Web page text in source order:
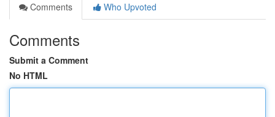
Comments
Who Upvoted
Comments
Submit a Comment
No HTML